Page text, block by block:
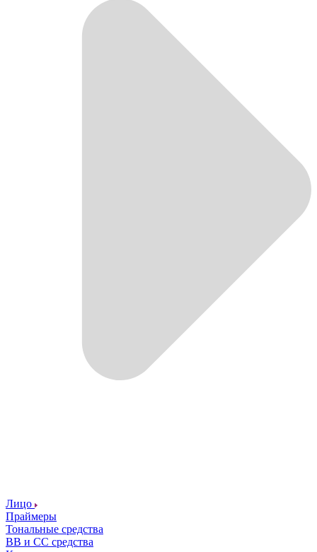
Лицо
Праймеры
Тональные средства
ВВ и СС средства